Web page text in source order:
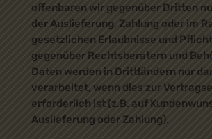
offenbaren wir gegenüber Dritten
der Auslieferung, Zahlung oder im
gesetzlichen Erlaubnisse und
gegenüber Rechtsberatern und
Daten werden in Drittländern nur
verarbeitet, wenn dies zur
erforderlich ist (z.B. auf
Auslieferung oder Zahlung).